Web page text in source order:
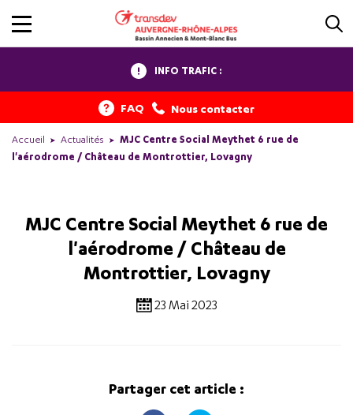
INFO TRAFIC :
FAQ Nous contacter
Accueil Actualités
MJC Centre Social Meythet 6 rue de
l'aérodrome / Château de Montrottier, Lovagny
MJC Centre Social Meythet 6 rue de
l'aérodrome / Château de
Montrottier, Lovagny
23 Mai 2023
Partager cet article :